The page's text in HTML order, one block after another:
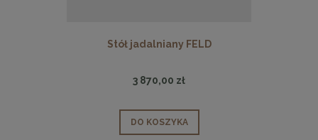
Stół jadalniany FELD
3 870,00 zł
DO KOSZYKA